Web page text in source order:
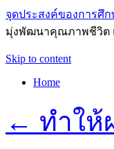
จุดประสงค์ของการศึ
มุ่งพัฒนาคุณภาพชีวิต
Skip to content
Home
← ทำให้